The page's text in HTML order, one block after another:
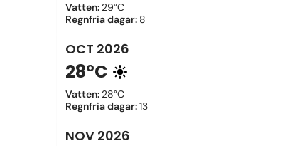
Vatten: 29°C
Regnfria dagar: 8
OCT 2026
28°C
Vatten: 28°C
Regnfria dagar:13
NOV 2026